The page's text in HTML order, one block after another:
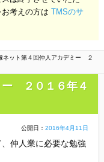
お考えの方はTMSのサ
ネット第４回仲人アカデミー ２
ー ２０１６年４
公開日： 2016年4月11日
仲人業に必要な勉強